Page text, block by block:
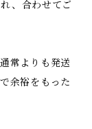
、合わせてご
常よりも発送
余裕をもった